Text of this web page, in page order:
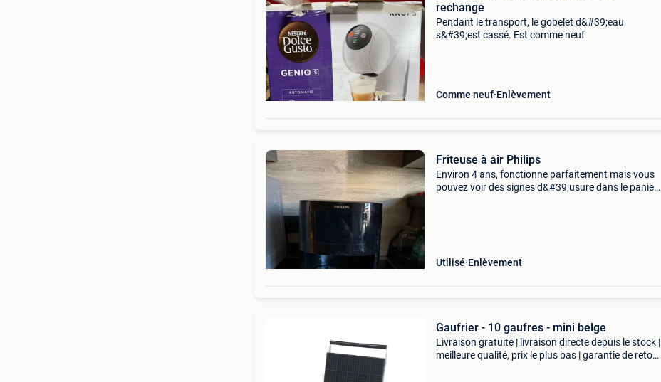
rechange
Pendant le transport, le gobelet d&#39;eau
s&#39;est cassé. Est comme neuf
Comme neuf Enlèvement
Friteuse à air Philips
Environ 4 ans, fonctionne parfaitement mais vous
pouvez voir des signes d&#39;usure dans le panier.
Utilisé Enlèvement
Gaufrier - 10 gaufres - mini belge
Livraison gratuite | livraison directe depuis le stock |
meilleure qualité, prix le plus bas | garantie de retour